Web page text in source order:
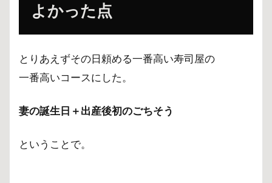
た
点
子
供
が
て
も
心
よかった点
とりあえずその日頼める一番高い寿司屋の
一番高いコースにした。
妻の誕生日＋出産後初のごちそう
ということで。